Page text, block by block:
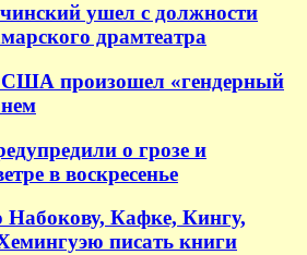
ушел с должности
драмтеатра
США произошел «гендерный
о грозе и
в воскресенье
Набокову, Кафке, Кингу,
писать книги